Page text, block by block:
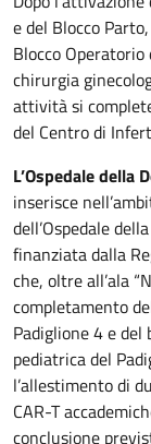
e del Blocco
Blocco
chirurgia
attività si
del Centro di
L’Ospedale della
inserisce
dell’Ospedale
finanziata dalla
che, oltre all’ala
completamento
Padiglione 4 e
pediatrica del
l’allestimento di
CAR-T
conclusione